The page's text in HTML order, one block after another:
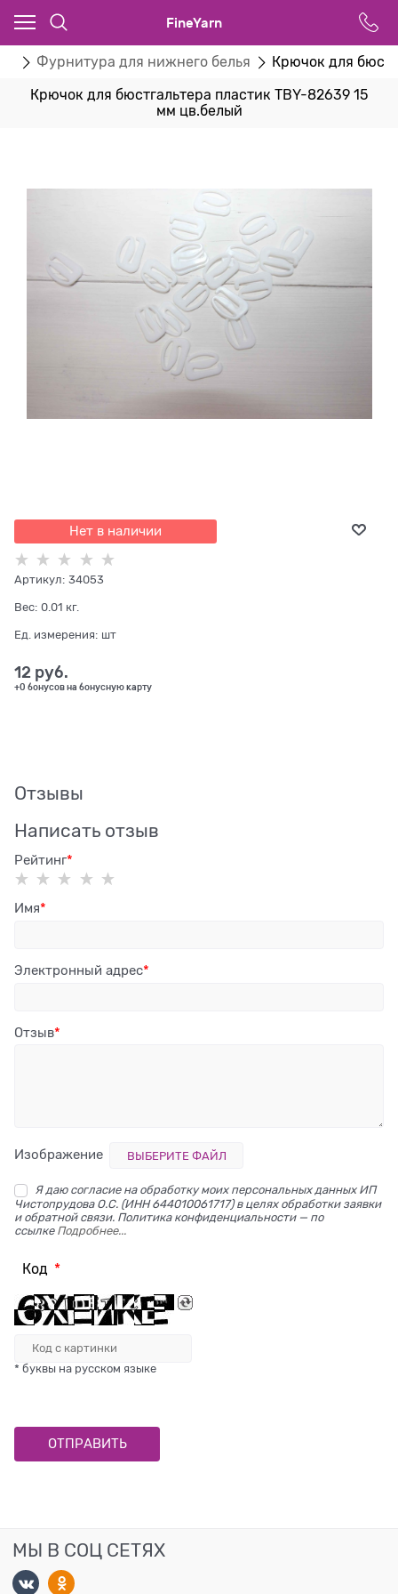
FineYarn
Фурнитура для нижнего белья Крючок для
Крючок для бюстгальтера пластик TBY-82639 15
мм цв.белый
Нет в наличии
Артикул: 34053
Вес: 0.01 кг.
Ед. измерения: шт
12 руб.
+0 бонусов на бонусную карту
Отзывы
Написать отзыв
Рейтинг
Имя
Электронный адрес
Отзыв
Изображение ВЫБЕРИТЕ ФАЙЛ
Я даю согласие на обработку моих персональных данных ИП
Чистопрудова О.С. (ИНН 644010061717) в целях обработки заявки
и обратной связи. Политика конфиденциальности — по
ссылке Подробнее...
Код
* буквы на русском языке
МЫ В СОЦ СЕТЯХ